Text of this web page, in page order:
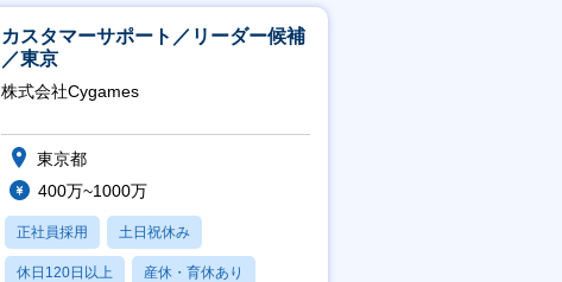
カスタマーサポート／リーダー候補
／東京
株式会社Cygames
東京都
400万~1000万
正社員採用 土日祝休み
休日120日以上 産休・育休あり